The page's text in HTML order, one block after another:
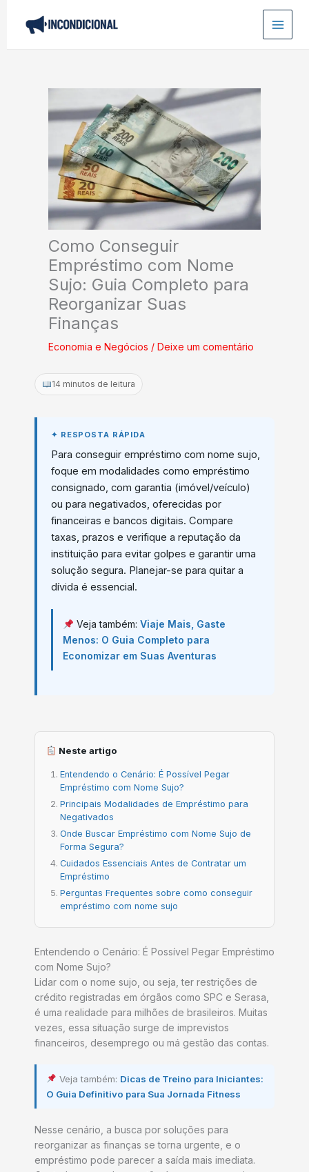
Como Conseguir
Empréstimo com Nome
Sujo: Guia Completo para
Reorganizar Suas
Finanças
Economia e Negócios / Deixe um comentário
14 minutos de leitura
Para conseguir empréstimo com nome sujo,
foque em modalidades como empréstimo
consignado, com garantia (imóvel/veículo)
ou para negativados, oferecidas por
financeiras e bancos digitais. Compare
taxas, prazos e verifique a reputação da
instituição para evitar golpes e garantir uma
solução segura. Planejar-se para quitar a
dívida é essencial.
Veja também: Viaje Mais, Gaste
Menos: O Guia Completo para
Economizar em Suas Aventuras
Neste artigo
Entendendo o Cenário: É Possível Pegar
Empréstimo com Nome Sujo?
Principais Modalidades de Empréstimo para
Negativados
Onde Buscar Empréstimo com Nome Sujo de
Forma Segura?
Cuidados Essenciais Antes de Contratar um
Empréstimo
Perguntas Frequentes sobre como conseguir
empréstimo com nome sujo
Entendendo o Cenário: É Possível Pegar Empréstimo
com Nome Sujo?
Lidar com o nome sujo, ou seja, ter restrições de
crédito registradas em órgãos como SPC e Serasa,
é uma realidade para milhões de brasileiros. Muitas
vezes, essa situação surge de imprevistos
financeiros, desemprego ou má gestão das contas.
Veja também: Dicas de Treino para Iniciantes:
O Guia Definitivo para Sua Jornada Fitness
Nesse cenário, a busca por soluções para
reorganizar as finanças se torna urgente, e o
empréstimo pode parecer a saída mais imediata.